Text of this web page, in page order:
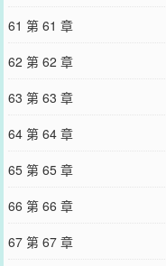
61 第 61 章
62 第 62 章
63 第 63 章
64 第 64 章
65 第 65 章
66 第 66 章
67 第 67 章